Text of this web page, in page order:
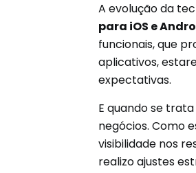
A evolução da
para iOS e
funcionais, que
aplicativos,
expectativas.
E quando se
negócios. Como
visibilidade nos
realizo ajustes